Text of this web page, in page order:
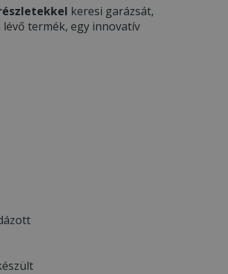
keresi garázsát,
termék, egy innovatív